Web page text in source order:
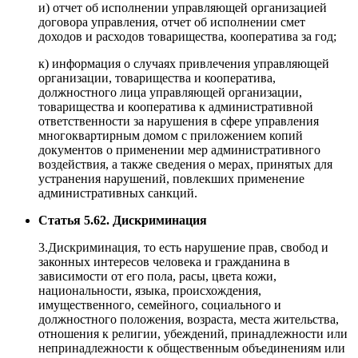
и) отчет об исполнении управляющей организацией
договора управления, отчет об исполнении смет
доходов и расходов товарищества, кооператива за год;
к) информация о случаях привлечения управляющей
организации, товарищества и кооператива,
должностного лица управляющей организации,
товарищества и кооператива к административной
ответственности за нарушения в сфере управления
многоквартирным домом с приложением копий
документов о применении мер административного
воздействия, а также сведения о мерах, принятых для
устранения нарушений, повлекших применение
административных санкций.
Статья 5.62. Дискриминация
3.Дискриминация, то есть нарушение прав, свобод и
законных интересов человека и гражданина в
зависимости от его пола, расы, цвета кожи,
национальности, языка, происхождения,
имущественного, семейного, социального и
должностного положения, возраста, места жительства,
отношения к религии, убеждений, принадлежности или
непринадлежности к общественным объединениям или